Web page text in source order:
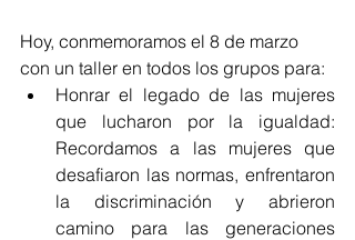
Hoy, conmemoramos el 8 de marzo
con un taller en todos los grupos para:
Honrar el legado de las mujeres
que lucharon por la igualdad:
Recordamos a las mujeres que
desafiaron las normas, enfrentaron
la discriminación y abrieron
camino para las generaciones